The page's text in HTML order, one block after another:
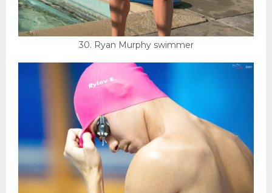
30. Ryan Murphy swimmer